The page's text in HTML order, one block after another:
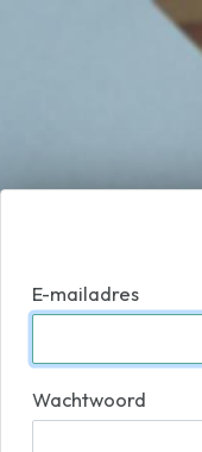
E-mailadres
Wachtwoord